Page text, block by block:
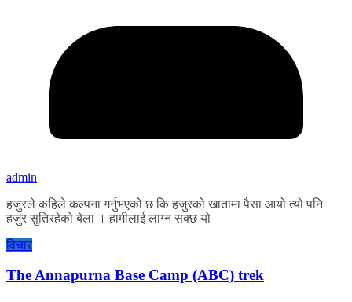
admin
हजुरले कहिले कल्पना गर्नुभएको छ कि हजुरको खातामा पैसा आयो त्यो पनि
हजुर सुतिरहेको बेला । हामीलाई लाग्न सक्छ यो
विचार
The Annapurna Base Camp (ABC) trek